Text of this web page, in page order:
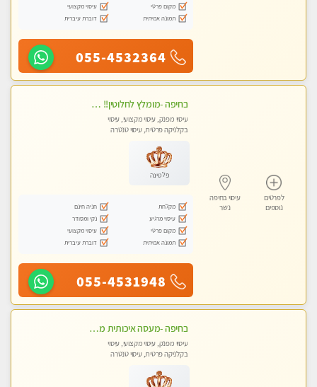
מקום פרטי
עיסוי מקצועי
תמונה אמיתית
דוברת עיברית
055-4532364
לפרטים
נוספים
עיסוי בחיפה
נשר
בחיפה -מומלץ לחלוטין!! מעסה יפה איכותית מקצועית ומפנקת מאוד פרטי מומלץ בחום.עיסוי מפנק מאוווד.
עיסוי מפנק, עיסוי מקצועי, עיסוי
בקלניקה פרטית, עיסוי טנטרה
פלטינה
מקלחת
חניה חינם
עיסוי מרגיע
נקי ומסודר
מקום פרטי
עיסוי מקצועי
תמונה אמיתית
דוברת עיברית
055-4531948
בחיפה -מעסה איכותית מקצועית ומפנקת. פרטי לחלוטין!!
עיסוי מפנק, עיסוי מקצועי, עיסוי
בקלניקה פרטית, עיסוי טנטרה